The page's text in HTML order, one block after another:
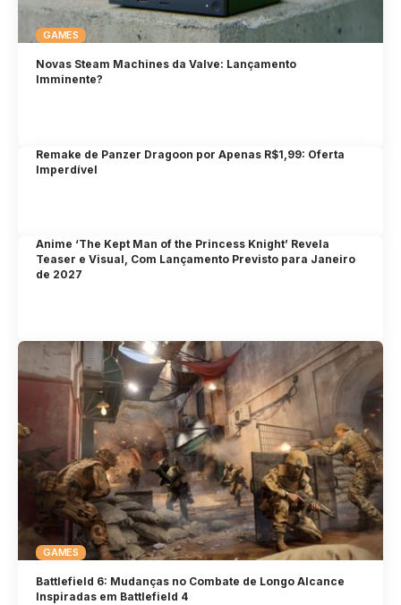
GAMES
Novas Steam Machines da Valve: Lançamento
Imminente?
Remake de Panzer Dragoon por Apenas R$1,99: Oferta
Imperdível
Anime ‘The Kept Man of the Princess Knight’ Revela
Teaser e Visual, Com Lançamento Previsto para Janeiro
de 2027
GAMES
Battlefield 6: Mudanças no Combate de Longo Alcance
Inspiradas em Battlefield 4